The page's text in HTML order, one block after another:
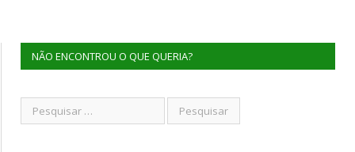
NÃO ENCONTROU O QUE QUERIA?